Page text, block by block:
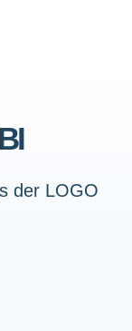
der LOGO